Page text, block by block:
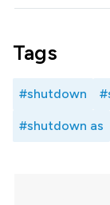
Tags
#shutdown
#shutdown as